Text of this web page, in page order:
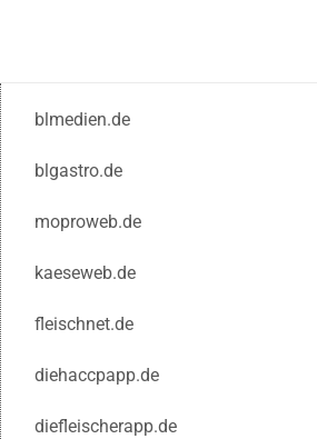
blmedien.de
blgastro.de
moproweb.de
kaeseweb.de
fleischnet.de
diehaccpapp.de
diefleischerapp.de